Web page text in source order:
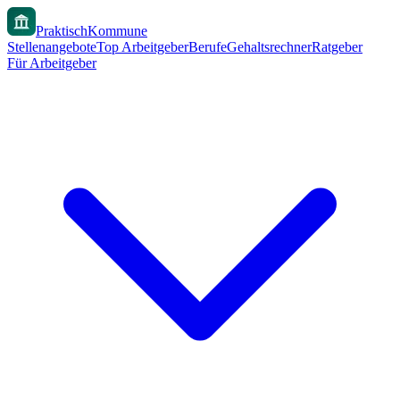
PraktischKommune
StellenangeboteTop ArbeitgeberBerufeGehaltsrechnerRatgeber
Für Arbeitgeber